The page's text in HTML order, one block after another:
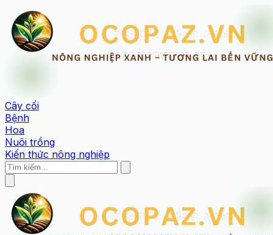
Cây cối
Bệnh
Hoa
Nuôi trồng
Kiến thức nông nghiệp